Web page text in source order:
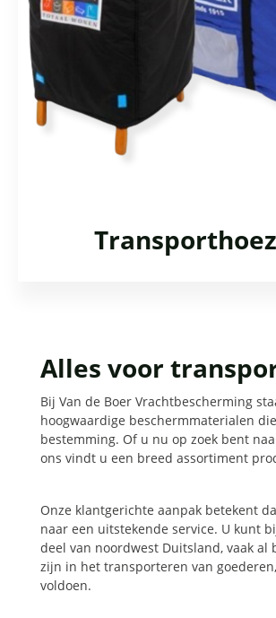
Alles voor
Bij Van de Boer Vrachtbescherming
hoogwaardige beschermmaterialen
bestemming. Of u nu op zoek bent
ons vindt u een breed assortiment
Onze klantgerichte aanpak betekent
naar een uitstekende service. U kunt
deel van noordwest Duitsland, vaak
zijn in het transporteren van
voldoen.